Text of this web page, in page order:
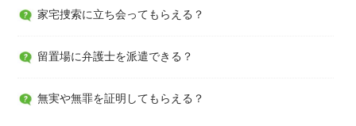
家宅捜索に立ち会ってもらえる？
留置場に弁護士を派遣できる？
無実や無罪を証明してもらえる？